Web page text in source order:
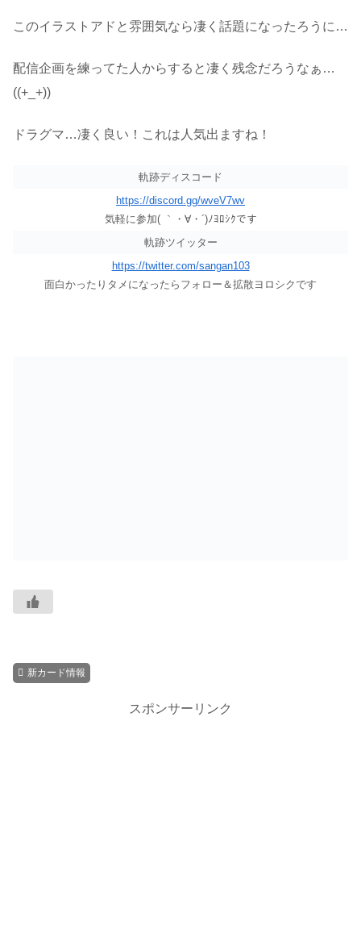
このイラストアドと雰囲気なら凄く話題になったろうに…
配信企画を練ってた人からすると凄く残念だろうなぁ…
((+_+))
ドラグマ…凄く良い！これは人気出ますね！
軌跡ディスコード
https://discord.gg/wveV7wv
気軽に参加( ｀・∀・´)ﾉﾖﾛｼｸです
軌跡ツイッター
https://twitter.com/sangan103
面白かったりタメになったらフォロー＆拡散ヨロシクです
新カード情報
スポンサーリンク